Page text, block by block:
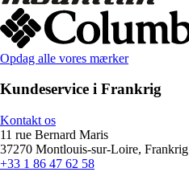
Opdag alle vores mærker
Kundeservice i Frankrig
Kontakt os
11 rue Bernard Maris
37270 Montlouis-sur-Loire, Frankrig
+33 1 86 47 62 58